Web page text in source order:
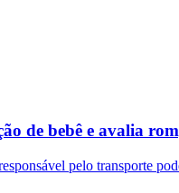
de bebê e avalia
pelo transporte